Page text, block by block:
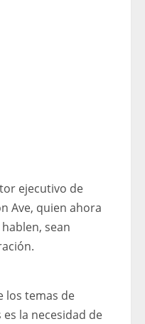
ejecutivo de
Ave, quien ahora
sean
los temas de
la necesidad de